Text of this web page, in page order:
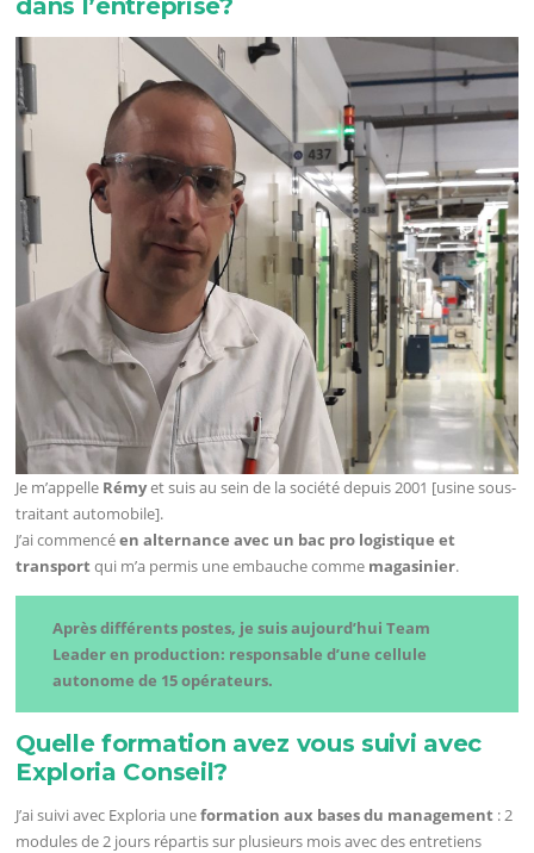
dans l’entreprise?
Je m’appelle Rémyet suis au sein de la société depuis 2001 [usine sous-
traitant automobile].
J’ai commencéen alternance avec un bac pro logistique et
transport qui m’a permis une embauche comme magasinier.
Après différents postes, je suis aujourd’hui Team
Leader en production: responsable d’une cellule
autonome de 15 opérateurs.
Quelle formation avez vous suivi avec
Exploria Conseil?
J’ai suivi avec Exploria uneformation aux bases du management : 2
modules de 2 jours répartis sur plusieurs mois avec des entretiens